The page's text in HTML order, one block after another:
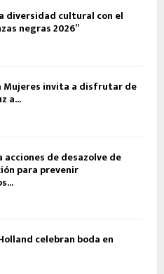
diversidad cultural con el
negras 2026”
Mujeres invita a disfrutar de
a...
acciones de desazolve de
para prevenir
celebran boda en